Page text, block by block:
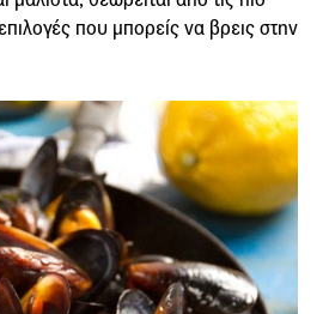
που μπορείς να βρεις στην